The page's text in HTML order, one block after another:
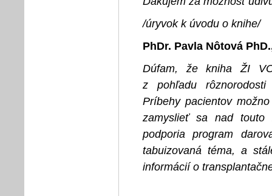
/úryvok k úvodu o knihe/
PhDr. Pavla Nôtová
Dúfam, že kniha ŽI
z pohľadu rôznorodosti
Príbehy pacientov
zamyslieť sa nad touto
podporia program
tabuizovaná téma, a
informácií o